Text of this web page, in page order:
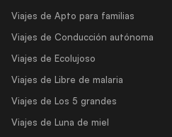
Viajes de Apto para familias
Viajes de Conducción autónoma
Viajes de Ecolujoso
Viajes de Libre de malaria
Viajes de Los 5 grandes
Viajes de Luna de miel